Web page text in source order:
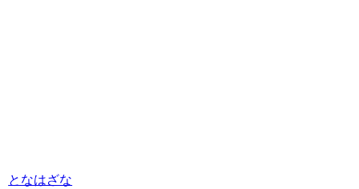
となはざな